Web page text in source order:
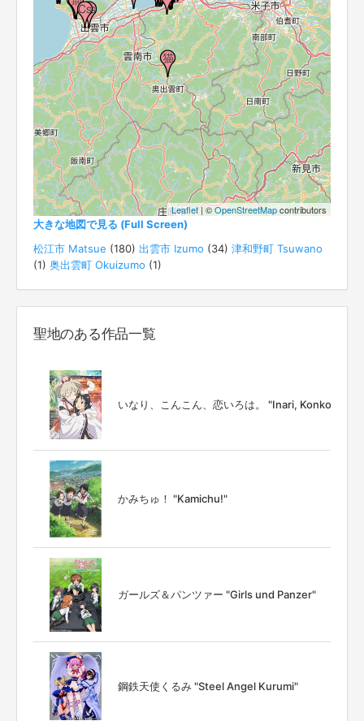
Leaflet| ©OpenStreetMapcontributors
大きな地図で見る (Full Screen)
松江市 Matsue (180) 出雲市 Izumo (34) 津和野町 Tsuwano
(1) 奥出雲町 Okuizumo (1)
聖地のある作品一覧
いなり、こんこん、恋いろは。 "Inari, Konkon, Koi
かみちゅ！ "Kamichu!"
ガールズ＆パンツァー "Girls und Panzer"
鋼鉄天使くるみ "Steel Angel Kurumi"